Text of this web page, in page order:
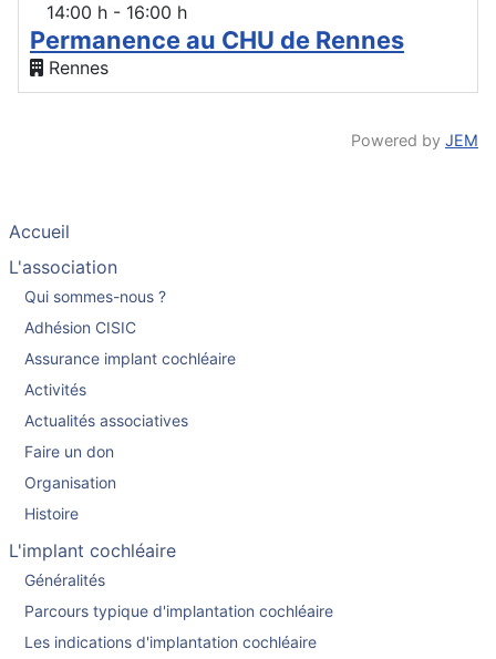
14:00 h - 16:00 h
Permanence au CHU de Rennes
Rennes
Powered by JEM
Accueil
L'association
Qui sommes-nous ?
Adhésion CISIC
Assurance implant cochléaire
Activités
Actualités associatives
Faire un don
Organisation
Histoire
L'implant cochléaire
Généralités
Parcours typique d'implantation cochléaire
Les indications d'implantation cochléaire